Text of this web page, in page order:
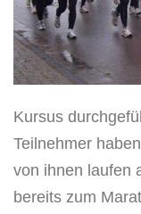
Kursus
Teilnehmer
von ihnen laufen
bereits zum